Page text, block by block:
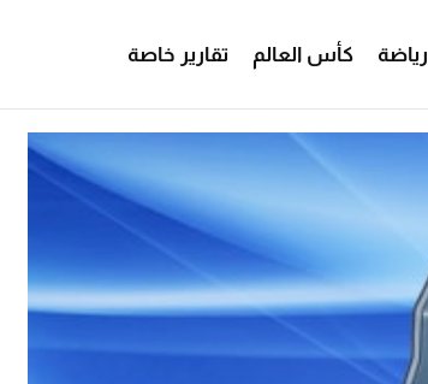
رياضة كأس العالم تقارير خاصة